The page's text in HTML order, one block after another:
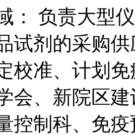
：
负责大型
试剂的采购
校准、计划
会、新院区
控制科、免